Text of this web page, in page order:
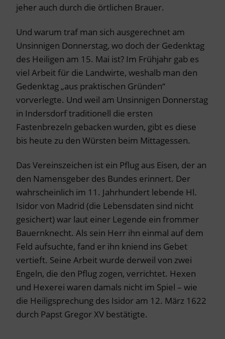
jeher auch durch die örtlichen Brauer.
Und warum traf man sich ausgerechnet am
Unsinnigen Donnerstag, wo doch der Gedenktag
des Heiligen am 15. Mai ist? Im Frühjahr gab es
viel Arbeit für die Landwirte, weshalb man den
Gedenktag „aus praktischen Gründen“
vorverlegte. Und weil am Unsinnigen Donnerstag
in Indersdorf traditionell die ersten
Fastenbrezeln gebacken wurden, gibt es diese
bis heute zu den Würsten beim Mittagessen.
Das Vereinszeichen ist ein Pflug aus Eisen, der an
den Namensgeber des Bundes erinnert. Der
wahrscheinlich im 11. Jahrhundert lebende Hl.
Isidor von Madrid (die Lebensdaten sind nicht
gesichert) war laut einer Legende ein frommer
Bauernknecht. Als sein Herr ihn einmal auf dem
Feld aufsuchte, fand er ihn kniend ins Gebet
vertieft. Seine Arbeit wurde derweil von zwei
Engeln, die den Pflug zogen, verrichtet. Hexen
und Hexerei waren damals nicht im Spiel – wie
die Heiligsprechung des Isidor am 12. März 1622
durch Papst Gregor XV bestätigte.